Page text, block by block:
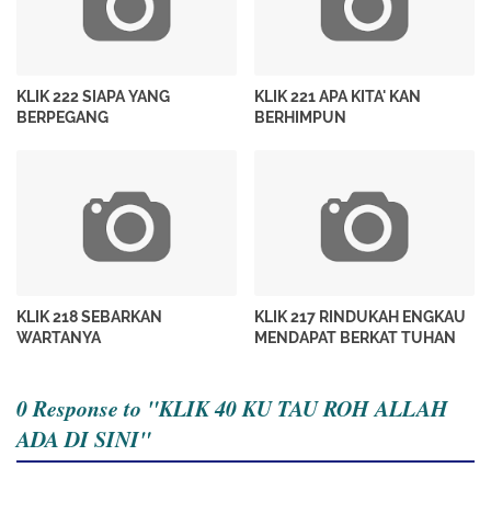
KLIK 222 SIAPA YANG
BERPEGANG
KLIK 221 APA KITA' KAN
BERHIMPUN
KLIK 218 SEBARKAN
WARTANYA
KLIK 217 RINDUKAH ENGKAU
MENDAPAT BERKAT TUHAN
0 Response to "KLIK 40 KU TAU ROH ALLAH
ADA DI SINI"